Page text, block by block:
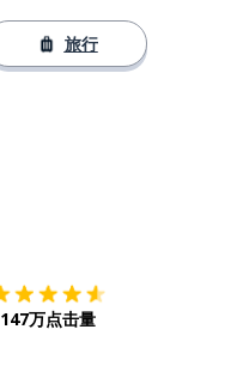
旅行
147万点击量